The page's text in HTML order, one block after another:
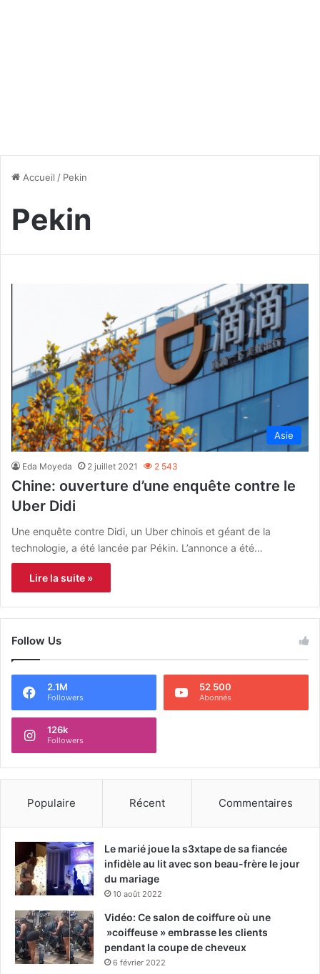
Accueil / Pekin
Pekin
Asie
Eda Moyeda 2 juillet 2021 2 543
Chine: ouverture d’une enquête contre le
Uber Didi
Une enquête contre Didi, un Uber chinois et géant de la
technologie, a été lancée par Pékin. L’annonce a été…
Lire la suite »
Follow Us
2.1M
Followers
52 500
Abonnés
126k
Followers
Populaire Récent Commentaires
Le marié joue la s3xtape de sa fiancée
infidèle au lit avec son beau-frère le jour
du mariage
10 août 2022
Vidéo: Ce salon de coiffure où une
»coiffeuse » embrasse les clients
pendant la coupe de cheveux
6 février 2022